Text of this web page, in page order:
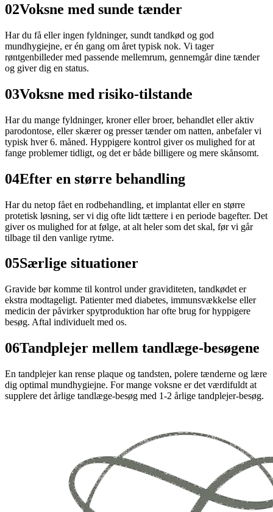
02Voksne med sunde tænder
Har du få eller ingen fyldninger, sundt tandkød og god
mundhygiejne, er én gang om året typisk nok. Vi tager
røntgenbilleder med passende mellemrum, gennemgår dine tænder
og giver dig en status.
03Voksne med risiko-tilstande
Har du mange fyldninger, kroner eller broer, behandlet eller aktiv
parodontose, eller skærer og presser tænder om natten, anbefaler vi
typisk hver 6. måned. Hyppigere kontrol giver os mulighed for at
fange problemer tidligt, og det er både billigere og mere skånsomt.
04Efter en større behandling
Har du netop fået en rodbehandling, et implantat eller en større
protetisk løsning, ser vi dig ofte lidt tættere i en periode bagefter. Det
giver os mulighed for at følge, at alt heler som det skal, før vi går
tilbage til den vanlige rytme.
05Særlige situationer
Gravide bør komme til kontrol under graviditeten, tandkødet er
ekstra modtageligt. Patienter med diabetes, immunsvækkelse eller
medicin der påvirker spytproduktion har ofte brug for hyppigere
besøg. Aftal individuelt med os.
06Tandplejer mellem tandlæge-besøgene
En tandplejer kan rense plaque og tandsten, polere tænderne og lære
dig optimal mundhygiejne. For mange voksne er det værdifuldt at
supplere det årlige tandlæge-besøg med 1-2 årlige tandplejer-besøg.